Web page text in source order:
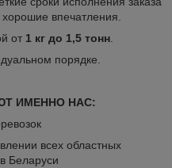
впечатления.
от 1 кг до 1,5 тонн
порядке.
ИМЕННО НАС:
всех областных
Беларуси